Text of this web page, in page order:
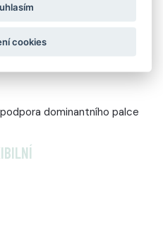
volnost pro prsty – jako
dominantního palce
cookies